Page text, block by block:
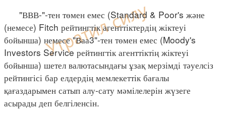
"ВВВ-"-тен төмен емес (Standard & Poor's және
(немесе) Fitch рейтингтік агенттіктердің жіктеуі
бойынша) немесе "Ваа3"-тен төмен емес (Moody's
Investors Service рейтингтік агенттіктің жіктеуі
бойынша) шетел валютасындағы ұзақ мерзімді тәуелсіз
рейтингісі бар елдердің мемлекеттік бағалы
қағаздарымен сатып алу-сату мәмілелерін жүзеге
асырады деп белгіленсін.